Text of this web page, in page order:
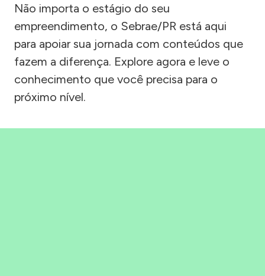
Não importa o estágio do seu
empreendimento, o Sebrae/PR está aqui
para apoiar sua jornada com conteúdos que
fazem a diferença. Explore agora e leve o
conhecimento que você precisa para o
próximo nível.